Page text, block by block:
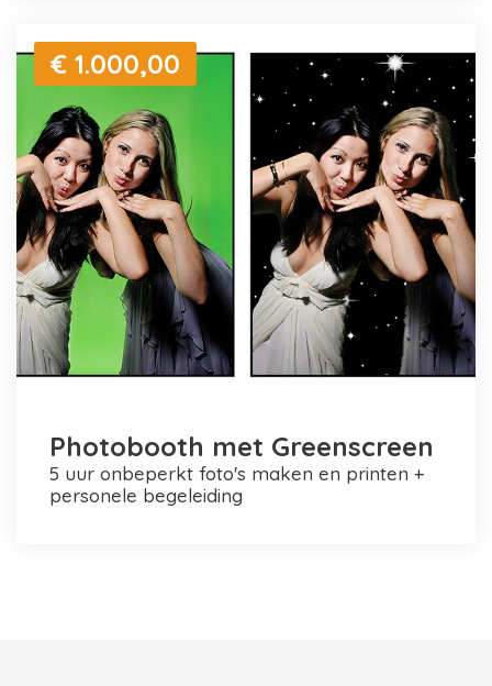
€ 1.000,00
Photobooth met Greenscreen
5 uur onbeperkt foto's maken en printen +
personele begeleiding